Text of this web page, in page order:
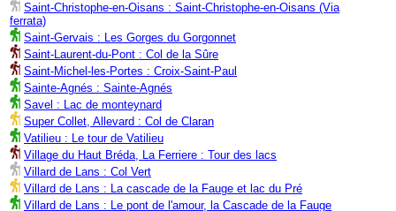
Saint-Christophe-en-Oisans : Saint-Christophe-en-Oisans (Via
ferrata)
Saint-Gervais : Les Gorges du Gorgonnet
Saint-Laurent-du-Pont : Col de la Sûre
Saint-Michel-les-Portes : Croix-Saint-Paul
Sainte-Agnés : Sainte-Agnés
Savel : Lac de monteynard
Super Collet, Allevard : Col de Claran
Vatilieu : Le tour de Vatilieu
Village du Haut Bréda, La Ferriere : Tour des lacs
Villard de Lans : Col Vert
Villard de Lans : La cascade de la Fauge et lac du Pré
Villard de Lans : Le pont de l'amour, la Cascade de la Fauge